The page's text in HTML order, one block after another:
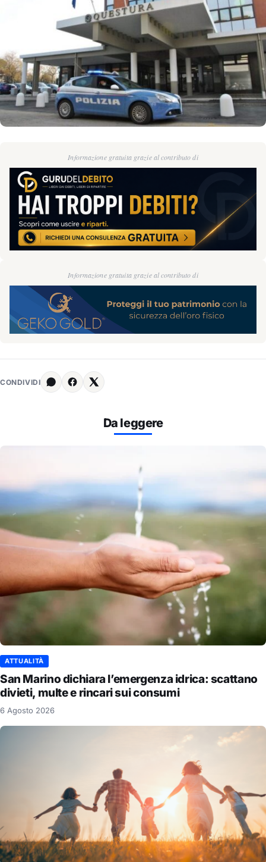
Informazione gratuita grazie al contributo di
Informazione gratuita grazie al contributo di
CONDIVIDI
Da leggere
ATTUALITÀ
San Marino dichiara l’emergenza idrica: scattano
divieti, multe e rincari sui consumi
6 Agosto 2026